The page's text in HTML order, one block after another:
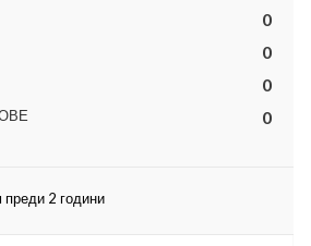
0
0
0
0
2 години